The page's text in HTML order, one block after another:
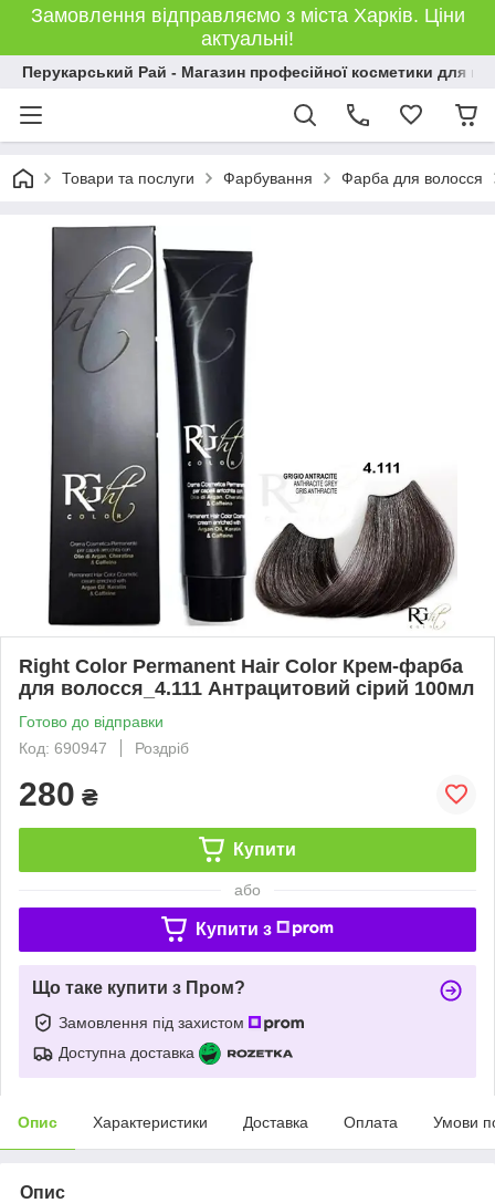
Замовлення відправляємо з міста Харків. Ціни
актуальні!
Перукарський Рай - Магазин професійної косметики для
Товари та послуги Фарбування Фарба для волосся
Right Color Permanent Hair Color Крем-фарба
для волосся_4.111 Антрацитовий сірий 100мл
Готово до відправки
Код: 690947
Роздріб
280 ₴
Купити
або
Купити з
Що таке купити з Пром?
Замовлення під захистом
Доступна доставка
Опис Характеристики Доставка Оплата Умови
Опис